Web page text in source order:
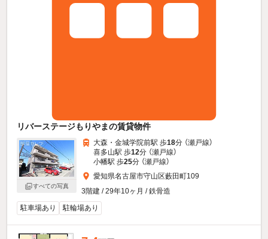
リバーステージもりやまの賃貸物件
すべての写真
大森・金城学院前駅 歩18分 （瀬戸線）
喜多山駅 歩12分 （瀬戸線）
小幡駅 歩25分 （瀬戸線）
愛知県名古屋市守山区藪田町109
3階建 / 29年10ヶ月 / 鉄骨造
駐車場あり
駐輪場あり